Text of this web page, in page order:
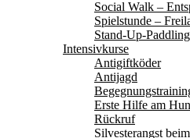
Spielstunde –
Stand-Up-
Intensivkurse
Antigiftköder
Antijagd
Erste Hilfe am
Rückruf
Silvesterangst